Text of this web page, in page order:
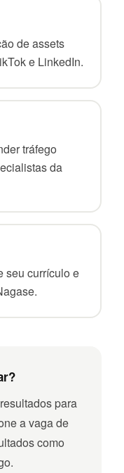
de assets
e LinkedIn.
tráfego
da
seu currículo e
para
a vaga de
como